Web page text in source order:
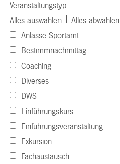
Veranstaltungstyp
Alles auswählen
Alles abwählen
Anlässe Sportamt
Bestimmnachmittag
Coaching
Diverses
DWS
Einführungskurs
Einführungsveranstaltung
Exkursion
Fachaustausch